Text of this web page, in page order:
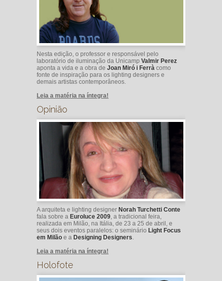
Nesta edição, o professor e responsável pelo
laboratório de iluminação da Unicamp Valmir Perez
aponta a vida e a obra de Joan Miró i Ferrà como
fonte de inspiração para os lighting designers e
demais artistas contemporâneos.
Leia a matéria na íntegra!
Opinião
A arquiteta e lighting designer Norah Turchetti Conte
fala sobre a Euroluce 2009, a tradicional feira,
realizada em Milão, na Itália, de 23 a 25 de abril, e
seus dois eventos paralelos: o seminário Light Focus
em Milão e a Designing Designers.
Leia a matéria na íntegra!
Holofote